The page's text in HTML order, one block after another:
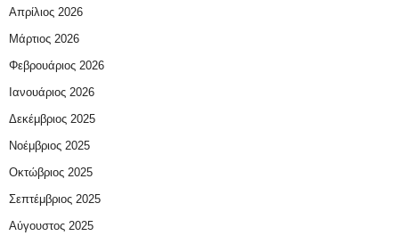
Απρίλιος 2026
Μάρτιος 2026
Φεβρουάριος 2026
Ιανουάριος 2026
Δεκέμβριος 2025
Νοέμβριος 2025
Οκτώβριος 2025
Σεπτέμβριος 2025
Αύγουστος 2025